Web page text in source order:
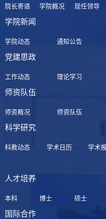
院长寄语 学院概况 现任领导
学院新闻
学院动态 通知公告
党建思政
工作动态 理论学习
师资队伍
师资概况 师资队伍
科学研究
科教动态 学术日历 学术
人才培养
本科 博士 硕士
国际合作